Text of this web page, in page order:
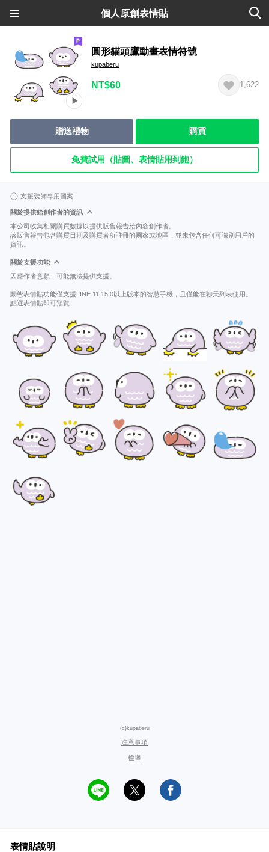
個人原創表情貼
圓形貓頭鷹動畫表情符號
kupaberu
NT$60 1,622
贈送禮物 購買
免費試用（貼圖、表情貼用到飽）
支援裝飾專用圖案
關於提供給創作者的資訊
本公司收集相關購買數據以提供販售報告給內容創作者。
該販售報告包含購買日期及購買者所註冊的國家或地區，並未包含任何可識別用戶的
資訊。
關於支援功能
因應作者意願，可能無法提供支援。
動態表情貼功能僅支援LINE 11.15.0以上版本的智慧手機，且僅能在聊天列表使用。
點選表情貼即可預覽
(c)kupaberu
注意事項
檢舉
表情貼說明